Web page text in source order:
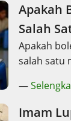
Apakah
Salah
Apakah
salah satu
—
Imam